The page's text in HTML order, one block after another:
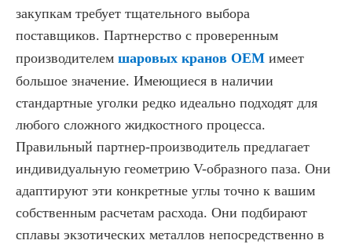
закупкам требует тщательного выбора
поставщиков. Партнерство с проверенным
производителем шаровых кранов OEM имеет
большое значение. Имеющиеся в наличии
стандартные уголки редко идеально подходят для
любого сложного жидкостного процесса.
Правильный партнер-производитель предлагает
индивидуальную геометрию V-образного паза. Они
адаптируют эти конкретные углы точно к вашим
собственным расчетам расхода. Они подбирают
сплавы экзотических металлов непосредственно в